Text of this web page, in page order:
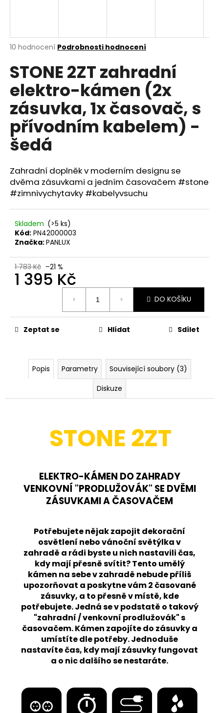
Průměrné
produktu
je
z
5
hvězdiček.
10 hodnocení Podrobnosti hodnocení
STONE 2ZT zahradní
elektro-kámen (2x
zásuvka, 1x časovač, s
přívodním kabelem) -
šedá
Zahradní doplněk v moderním designu se
dvěma zásuvkami a jedním časovačem #stone
#zimnivychytavky #kabelyvsuchu
Skladem (>5 ks)
Kód: PN42000003
Značka:PANLUX
1 783 Kč –21 %
1 395 Kč
DO KOŠÍKU
Zeptat se Hlídat Sdílet
Popis Parametry
Související soubory (3)
Diskuze
STONE 2ZT
ELEKTRO-KÁMEN DO ZAHRADY
VENKOVNÍ "PRODLUŽOVÁK" SE DVĚMI
ZÁSUVKAMI A ČASOVAČEM
Potřebujete nějak zapojit dekorační
osvětlení nebo vánoční světýlka v
zahradě a rádi byste u nich nastavili čas,
kdy mají přesně svítit? Tento umělý
kámen na sebe v zahradě nebude příliš
upozorňovat a poskytne vám 2 časované
zásuvky, a to přesně v místě, kde
potřebujete. Jedná se v podstatě o takový
"zahradní / venkovní prodlužovák" s
časovačem. Kámen zapojíte do zásuvky a
umístíte dle potřeby. Jednoduše
nastavíte čas, kdy mají zásuvky fungovat
a o nic dalšího se nestaráte.
í
t
?
HLEDAT
o
p
o
r
u
č
u
e
m
e
BÍLÁ
525